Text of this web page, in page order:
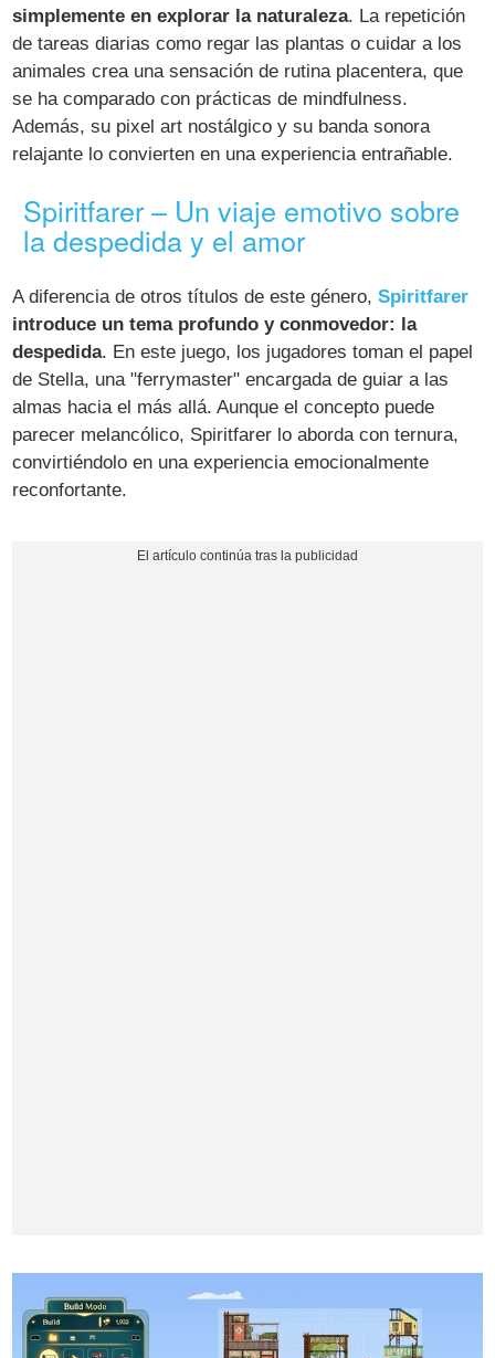
simplemente en explorar la naturaleza. La repetición
de tareas diarias como regar las plantas o cuidar a los
animales crea una sensación de rutina placentera, que
se ha comparado con prácticas de mindfulness.
Además, su pixel art nostálgico y su banda sonora
relajante lo convierten en una experiencia entrañable.
Spiritfarer – Un viaje emotivo sobre
la despedida y el amor
A diferencia de otros títulos de este género,Spiritfarer
introduce un tema profundo y conmovedor: la
despedida. En este juego, los jugadores toman el papel
de Stella, una "ferrymaster" encargada de guiar a las
almas hacia el más allá. Aunque el concepto puede
parecer melancólico, Spiritfarer lo aborda con ternura,
convirtiéndolo en una experiencia emocionalmente
reconfortante.